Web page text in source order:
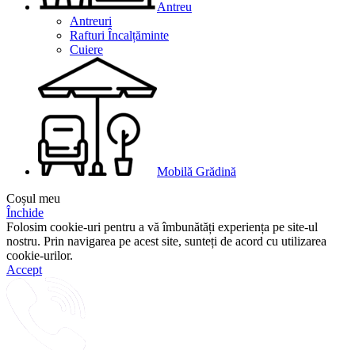
Antreu
Antreuri
Rafturi Încalțăminte
Cuiere
Mobilă Grădină
Coșul meu
Închide
Folosim cookie-uri pentru a vă îmbunătăți experiența pe site-ul
nostru. Prin navigarea pe acest site, sunteți de acord cu utilizarea
cookie-urilor.
Accept